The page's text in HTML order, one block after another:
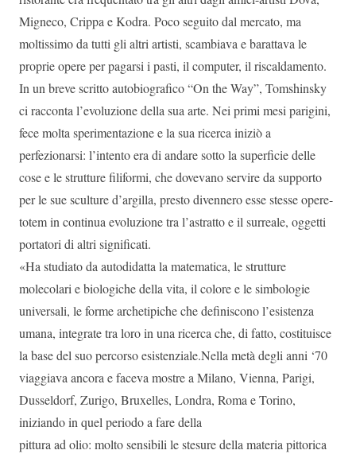
Migneco, Crippa e Kodra. Poco seguito dal mercato, ma
moltissimo da tutti gli altri artisti, scambiava e barattava le
proprie opere per pagarsi i pasti, il computer, il riscaldamento.
In un breve scritto autobiografico “On the Way”, Tomshinsky
ci racconta l’evoluzione della sua arte. Nei primi mesi parigini,
fece molta sperimentazione e la sua ricerca iniziò a
perfezionarsi: l’intento era di andare sotto la superficie delle
cose e le strutture filiformi, che dovevano servire da supporto
per le sue sculture d’argilla, presto divennero esse stesse opere-
totem in continua evoluzione tra l’astratto e il surreale, oggetti
portatori di altri significati.
«Ha studiato da autodidatta la matematica, le strutture
molecolari e biologiche della vita, il colore e le simbologie
universali, le forme archetipiche che definiscono l’esistenza
umana, integrate tra loro in una ricerca che, di fatto, costituisce
la base del suo percorso esistenziale.Nella metà degli anni ‘70
viaggiava ancora e faceva mostre a Milano, Vienna, Parigi,
Dusseldorf, Zurigo, Bruxelles, Londra, Roma e Torino,
iniziando in quel periodo a fare della
pittura ad olio: molto sensibili le stesure della materia pittorica